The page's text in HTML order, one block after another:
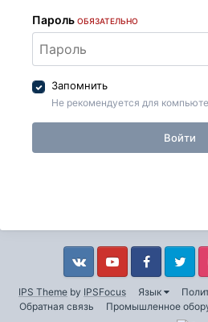
Пароль ОБЯЗАТЕЛЬНО
Запомнить
Не рекомендуется для
Войти
IPS Theme by IPSFocus Язык
Обратная связь
Промышленное
VkontakteYouTube FacebookTwitter